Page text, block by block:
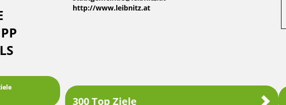
http://www.leibnitz.at
300 Top Ziele